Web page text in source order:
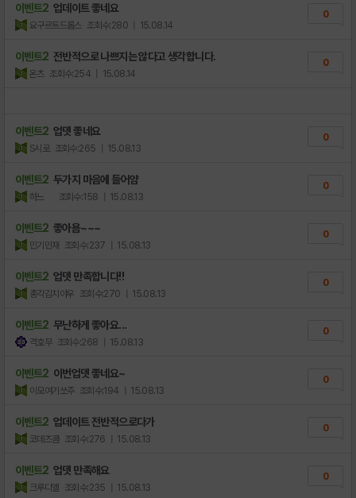
이벤트2 업데이트 좋네요
요구르트드롭스 조회수:280 | 15.08.14
0
이벤트2 전반적으로 나쁘지는 않다고 생각합니다.
온츠 조회수:254 | 15.08.14
0
이벤트2 업뎃 좋네요
S시로 조회수:265 | 15.08.13
0
이벤트2 두가지 마음에 들어얌
하느 조회수:158 | 15.08.13
0
이벤트2 좋아욤~~~
민기민재 조회수:237 | 15.08.13
0
이벤트2 업뎃 만족합니다!!
총각김치야우 조회수:270 | 15.08.13
0
이벤트2 무난하게 좋아요...
격호무 조회수:268 | 15.08.13
0
이벤트2 이번업뎃 좋네요~
이모여기쏘주 조회수:194 | 15.08.13
0
이벤트2 업데이트 전반적으로다가
코데즈콤 조회수:276 | 15.08.13
0
이벤트2 업뎃 만족해요
크루디엘 조회수:235 | 15.08.13
0